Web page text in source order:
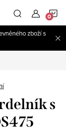
zboží s
s